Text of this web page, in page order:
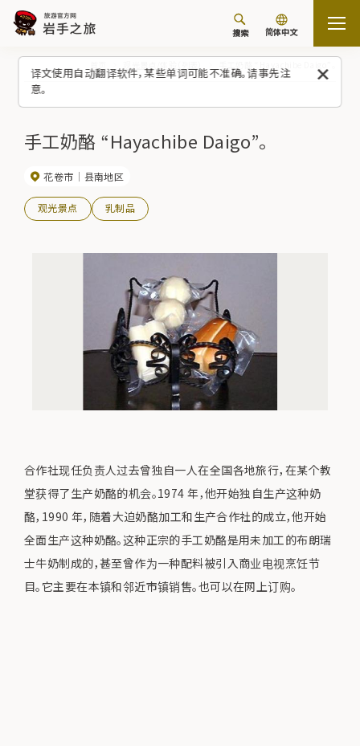
译文使用自动翻译软件，某些单词可能不准确。请事先注
意。
搜索 简体中文
手工奶酪 “Hayachibe Daigo”。
花卷市 县南地区
观光景点 乳制品
合作社现任负责人过去曾独自一人在全国各地旅行，在某个教
堂获得了生产奶酪的机会。1974 年，他开始独自生产这种奶
酪，1990 年，随着大迫奶酪加工和生产合作社的成立，他开始
全面生产这种奶酪。这种正宗的手工奶酪是用未加工的布朗瑞
士牛奶制成的，甚至曾作为一种配料被引入商业电视烹饪节
目。它主要在本镇和邻近市镇销售。也可以在网上订购。